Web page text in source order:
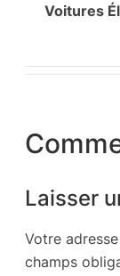
Voitures
Laisser
Votre
champs